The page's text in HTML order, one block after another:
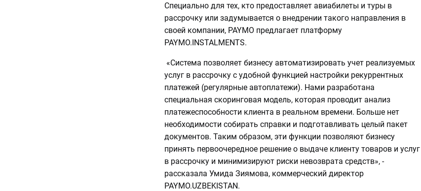
Специально для тех, кто предоставляет авиабилеты и туры в
рассрочку или задумывается о внедрении такого направления в
своей компании, PAYMO предлагает платформу
PAYMO.INSTALMENTS.
«Система позволяет бизнесу автоматизировать учет реализуемых
услуг в рассрочку с удобной функцией настройки рекуррентных
платежей (регулярные автоплатежи). Нами разработана
специальная скоринговая модель, которая проводит анализ
платежеспособности клиента в реальном времени. Больше нет
необходимости собирать справки и подготавливать целый пакет
документов. Таким образом, эти функции позволяют бизнесу
принять первоочередное решение о выдаче клиенту товаров и услуг
в рассрочку и минимизируют риски невозврата средств», -
рассказала Умида Зиямова, коммерческий директор
PAYMO.UZBEKISTAN.